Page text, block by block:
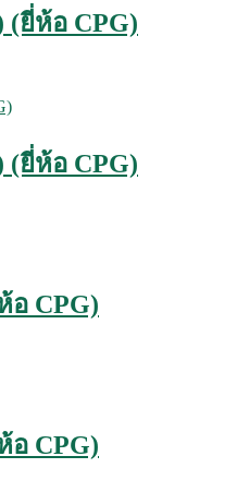
(ยี่ห้อ CPG)
(ยี่ห้อ CPG)
อ CPG)
อ CPG)